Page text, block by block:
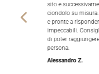
sito e
ciondolo su
e pronte a
impeccabili.
di poter
persona.
Alessandro Z.